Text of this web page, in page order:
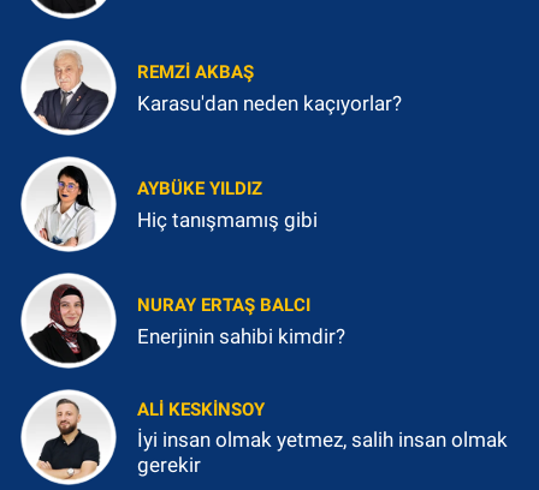
REMZI AKBAŞ
Karasu'dan neden kaçıyorlar?
AYBÜKE YILDIZ
Hiç tanışmamış gibi
NURAY ERTAŞ BALCI
Enerjinin sahibi kimdir?
ALI KESKINSOY
İyi insan olmak yetmez, salih insan olmak
gerekir